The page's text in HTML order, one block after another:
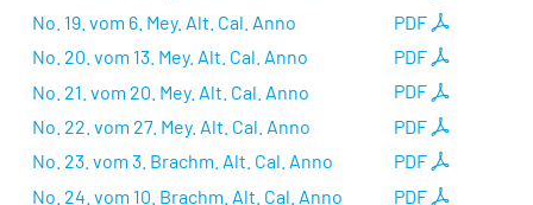
PDF
No. 19. vom 6. Mey. Alt. Cal. Anno
PDF
No. 20. vom 13. Mey. Alt. Cal. Anno
PDF
No. 21. vom 20. Mey. Alt. Cal. Anno
PDF
No. 22. vom 27. Mey. Alt. Cal. Anno
PDF
No. 23. vom 3. Brachm. Alt. Cal. Anno
PDF
No. 24. vom 10. Brachm. Alt. Cal. Anno